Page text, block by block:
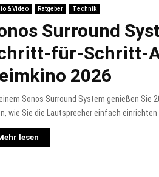
& Video Ratgeber Technik
Surround
für-Schritt-
2026
Sonos Surround System genießen Sie
wie Sie die Lautsprecher einfach einrichten
lesen